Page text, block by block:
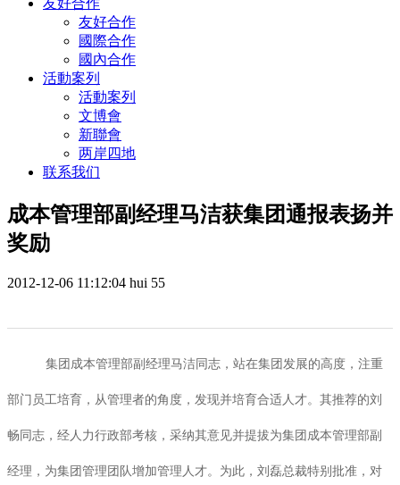
友好合作
友好合作
國際合作
國內合作
活動案列
活動案列
文博會
新聯會
两岸四地
联系我们
成本管理部副经理马洁获集团通报表扬并
奖励
2012-12-06 11:12:04 hui 55
集团成本管理部副经理马洁同志，站在集团发展的高度，注重
部门员工培育，从管理者的角度，发现并培育合适人才。其推荐的刘
畅同志，经人力行政部考核，采纳其意见并提拔为集团成本管理部副
经理，为集团管理团队增加管理人才。为此，刘磊总裁特别批准，对